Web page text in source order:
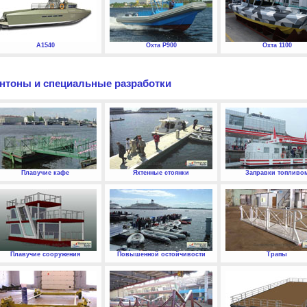
А1540 Охта P900 Охта 1100
и специальные разработки
Плавучие кафе Яхтенные стоянки Заправки
Плавучие сооружения Повышенной остойчивости Трапы